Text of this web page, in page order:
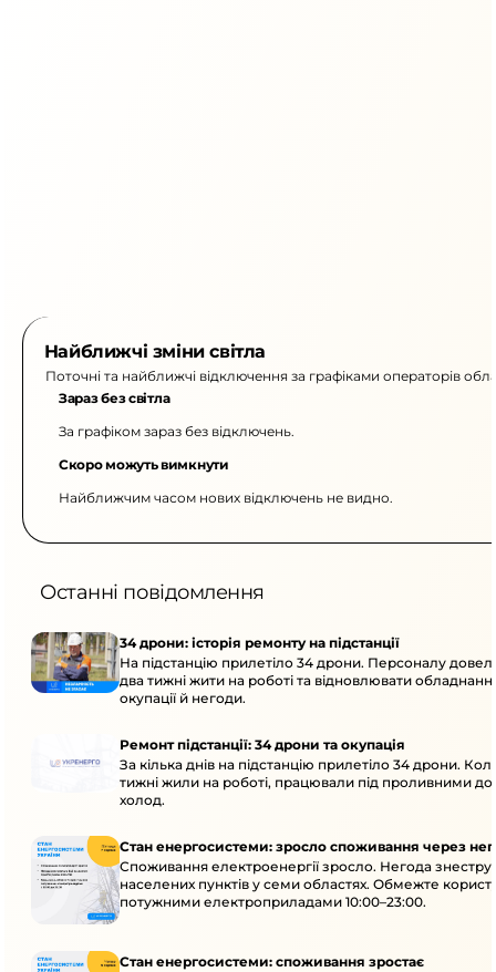
Найближчі зміни світла
Поточні та найближчі відключення за графіками операторів
Зараз без світла
За графіком зараз без відключень.
Скоро можуть вимкнути
Найближчим часом нових відключень не видно.
Останні повідомлення
34 дрони: історія ремонту на підстанції
На підстанцію прилетіло 34 дрони. Персоналу
два тижні жити на роботі та відновлювати
окупації й негоди.
Ремонт підстанції: 34 дрони та окупація
За кілька днів на підстанцію прилетіло 34 дрони.
тижні жили на роботі, працювали під проливними
холод.
Стан енергосистеми: зросло споживання через
Споживання електроенергії зросло. Негода
населених пунктів у семи областях. Обмежте
потужними електроприладами 10:00–23:00.
Стан енергосистеми: споживання зростає